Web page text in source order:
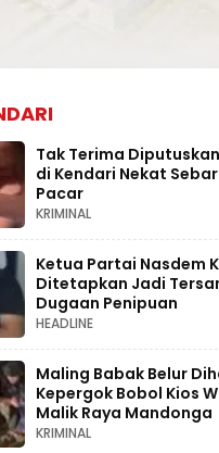
Tak Terima
di Kendari Nekat
Pacar
KRIMINAL
Ketua Partai Nasdem
Ditetapkan Jadi
Dugaan Penipuan
HEADLINE
Maling Babak Belur
Kepergok Bobol Kios
Malik Raya Mandonga
KRIMINAL